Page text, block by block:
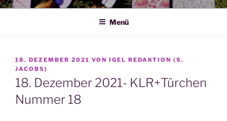
Menü
VERÖFFENTLICHT
AM
18. DEZEMBER 2021 VON IGEL REDAKTION (S.
JACOBS)
18. Dezember 2021- KLR+Türchen
Nummer 18